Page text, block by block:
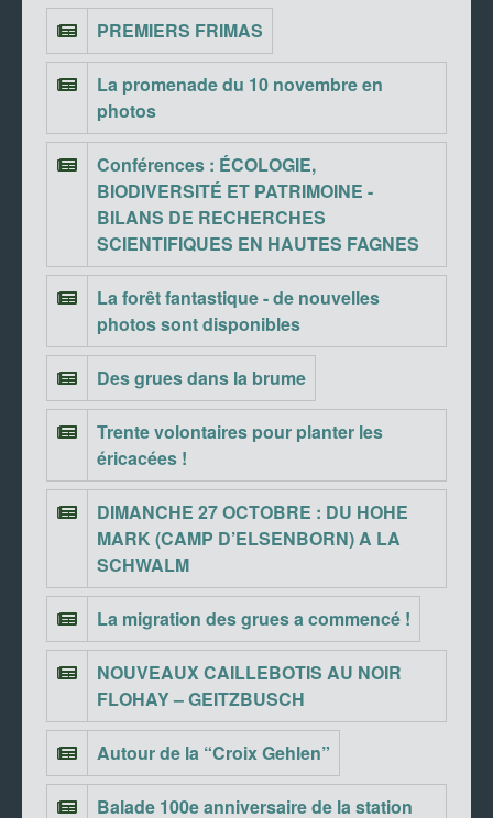
PREMIERS FRIMAS
La promenade du 10 novembre en
photos
Conférences : ÉCOLOGIE,
BIODIVERSITÉ ET PATRIMOINE -
BILANS DE RECHERCHES
SCIENTIFIQUES EN HAUTES FAGNES
La forêt fantastique - de nouvelles
photos sont disponibles
Des grues dans la brume
Trente volontaires pour planter les
éricacées !
DIMANCHE 27 OCTOBRE : DU HOHE
MARK (CAMP D’ELSENBORN) A LA
SCHWALM
La migration des grues a commencé !
NOUVEAUX CAILLEBOTIS AU NOIR
FLOHAY – GEITZBUSCH
Autour de la “Croix Gehlen”
Balade 100e anniversaire de la station